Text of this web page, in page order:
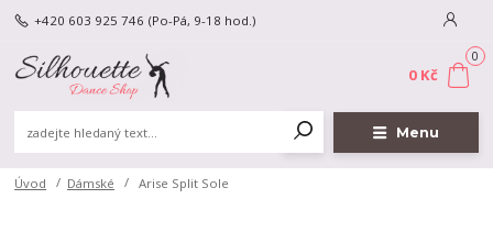
Menu
+420 603 925 746 (Po-Pá, 9-18 hod.)
0
0 Kč
Úvod Dámské Arise Split Sole